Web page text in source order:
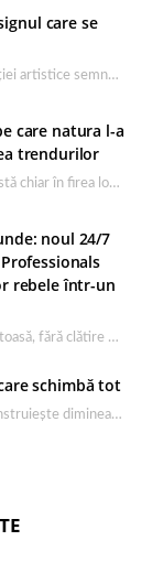
care se
După prezentarea instalației artistice semnată de Catrinel Săbăciag în cadrul evenimentului de lansare HONOR Magic…
care natura l-a
trendurilor
Sunt locuri a căror magie stă chiar în firea lor naturală, iar Lacul Ursu din…
noul 24/7
rebele într-un
Un leave in sub forma lăptoasă, fără clătire care completează rutina Ultimate Smooth și transformă…
schimbă tot
Eleganța masculină se construiește dimineața, în câteva minute și cu produsele potrivite. O rutină de…